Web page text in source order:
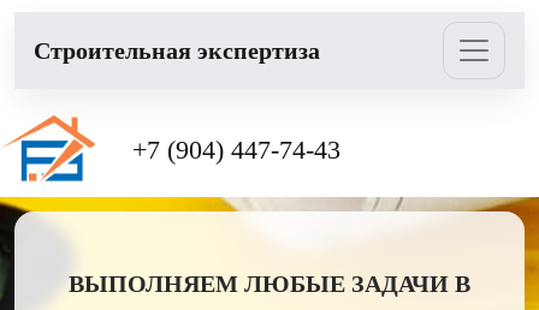
Cтроительная экспертиза
+7 (904) 447-74-43
ВЫПОЛНЯЕМ ЛЮБЫЕ ЗАДАЧИ В